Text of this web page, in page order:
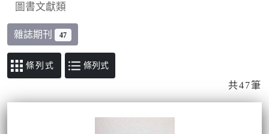
圖書文獻類
雜誌期刊 47
條列式
共47筆